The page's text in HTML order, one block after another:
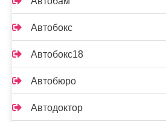
Автобокс
Автобокс18
Автобюро
Автодоктор